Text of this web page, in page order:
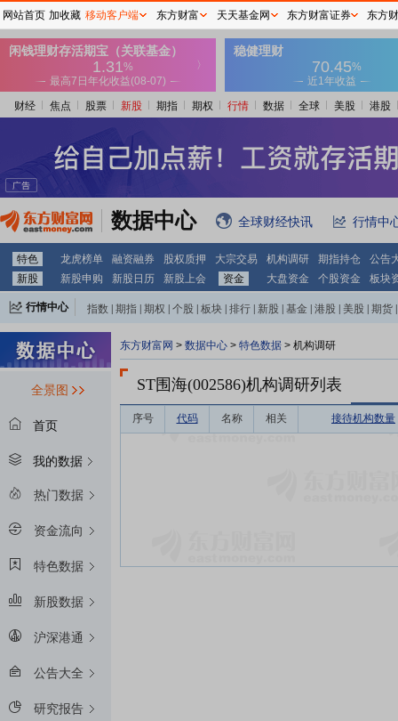
财经 焦点 股票 新股 期指 期权 行情 数据 全球 美股 港股
数据中心 全球财经快讯 行情中
特色 龙虎榜单 融资融券 股权质押 大宗交易 机构调研 期指持仓
公告
新股
新股申购 新股日历 新股上会 资金 大盘资金 个股资金 板块
行情中心 指数 期指 期权 个股 板块 排行 新股 基金 港股 美股 期货
全景图
首页
我的数据
热门数据
资金流向
特色数据
新股数据
沪深港通
公告大全
研究报告
东方财富网 > 数据中心 > 特色数据 > 机构调研
ST围海(002586)机构调研列表
序号 代码 名称 相关 接待机构数量
网站首页 加收藏 移动客户端 东方财富 天天基金网 东方财富证券 东方